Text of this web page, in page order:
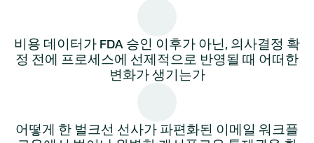
비용 데이터가 FDA 승인 이후가 아닌, 의사결정 확
정 전에 프로세스에 선제적으로 반영될 때 어떠한
변화가 생기는가
어떻게 한 벌크선 선사가 파편화된 이메일 워크플